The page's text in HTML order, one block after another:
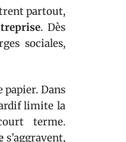
partout,
. Dès
sociales,
Dans
limite la
terme.
s’aggravent,